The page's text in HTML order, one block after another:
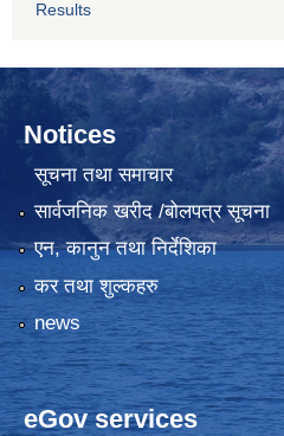
Results
Notices
सूचना तथा समाचार
सार्वजनिक खरीद /बोलपत्र सूचना
एन, कानुन तथा निर्देशिका
कर तथा शुल्कहरु
news
eGov services